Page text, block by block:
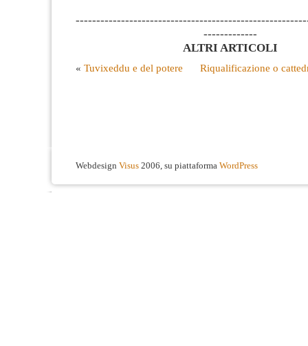
-------------
ALTRI ARTICOLI
« Tuvixeddu e del potere Riqualificazione o
Webdesign Visus 2006, su piattaforma WordPress